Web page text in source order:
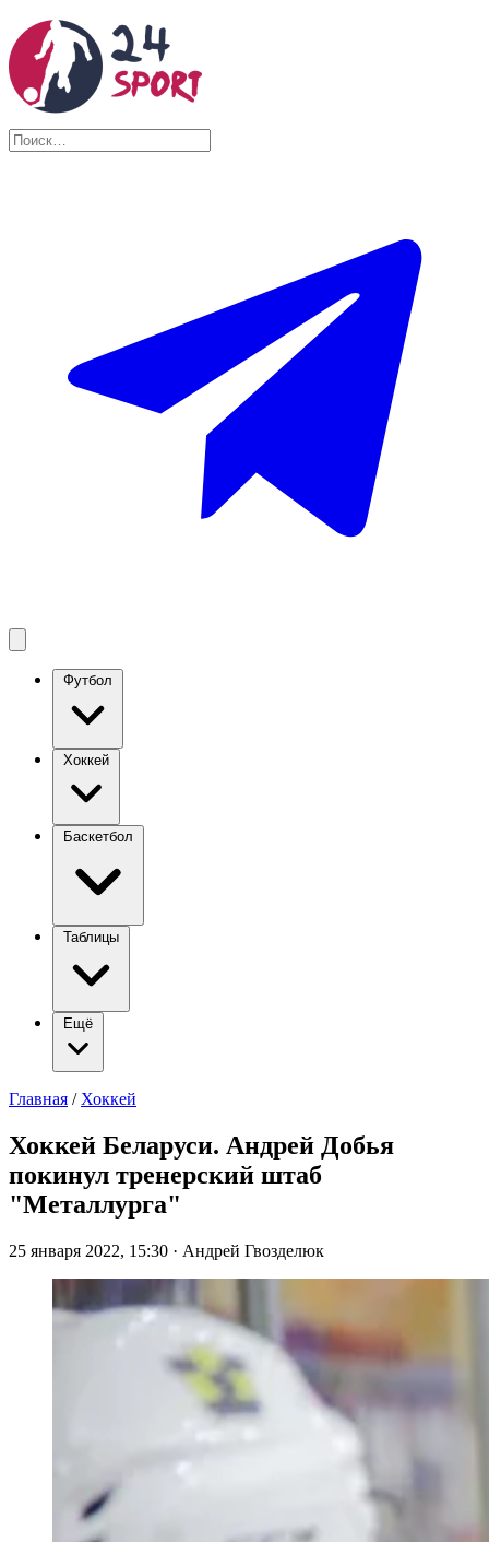
Футбол
Хоккей
Баскетбол
Таблицы
Ещё
Главная / Хоккей
Хоккей Беларуси. Андрей Добья
покинул тренерский штаб
"Металлурга"
25 января 2022, 15:30 · Андрей Гвозделюк